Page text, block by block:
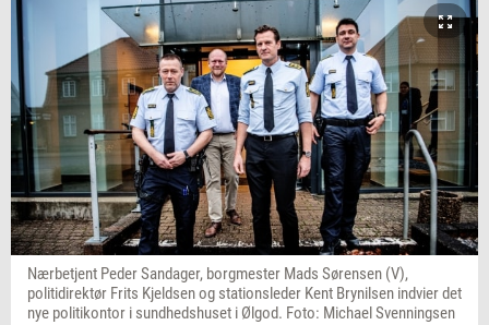
Nærbetjent Peder Sandager, borgmester Mads Sørensen (V),
politidirektør Frits Kjeldsen og stationsleder Kent Brynilsen indvier det
nye politikontor i sundhedshuset i Ølgod. Foto: Michael Svenningsen